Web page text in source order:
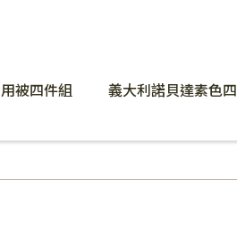
被四件組
義大利諾貝達素色